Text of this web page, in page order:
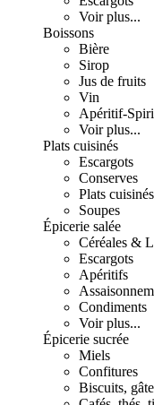
Voir plus...
Boissons
Bière
Sirop
Jus de fruits
Vin
Apéritif-
Voir plus...
Plats cuisinés
Escargots
Conserves
Plats cuisinés
Soupes
Épicerie salée
Céréales &
Escargots
Apéritifs
Condiments
Voir plus...
Épicerie sucrée
Miels
Confitures
Biscuits,